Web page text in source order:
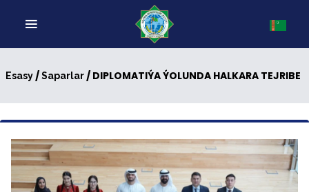
Esasy/Saparlar/ DIPLOMATIÝA ÝOLUNDA HALKARA TEJRIBE